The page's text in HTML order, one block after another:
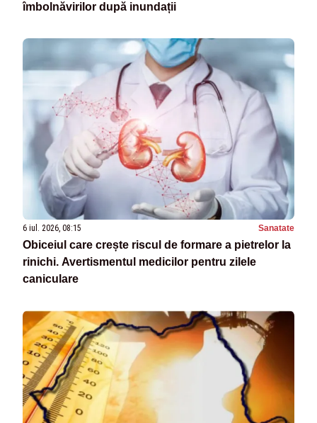
îmbolnăvirilor după inundații
6 iul. 2026, 08:15 Sanatate
Obiceiul care crește riscul de formare a pietrelor la
rinichi. Avertismentul medicilor pentru zilele
caniculare